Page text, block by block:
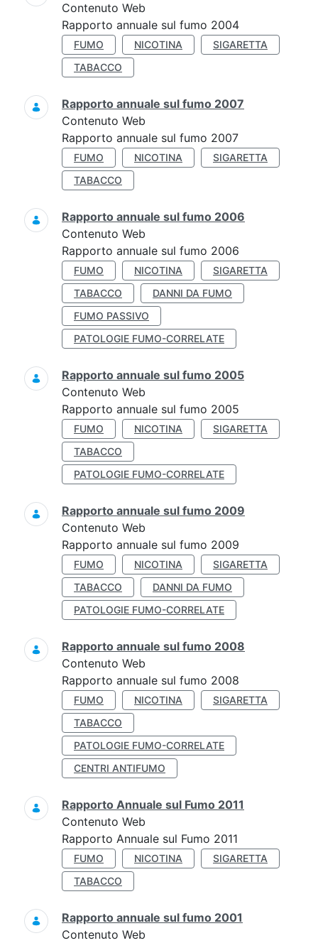
Contenuto Web
Rapporto annuale sul fumo 2004
FUMO NICOTINA
SIGARETTA
TABACCO
Rapporto annuale sul fumo 2007
Contenuto Web
Rapporto annuale sul fumo 2007
FUMO NICOTINA
SIGARETTA
TABACCO
Rapporto annuale sul fumo 2006
Contenuto Web
Rapporto annuale sul fumo 2006
FUMO NICOTINA
SIGARETTA
TABACCO
DANNI DA FUMO
FUMO PASSIVO
PATOLOGIE FUMO-CORRELATE
Rapporto annuale sul fumo 2005
Contenuto Web
Rapporto annuale sul fumo 2005
FUMO NICOTINA
SIGARETTA
TABACCO
PATOLOGIE FUMO-CORRELATE
Rapporto annuale sul fumo 2009
Contenuto Web
Rapporto annuale sul fumo 2009
FUMO NICOTINA
SIGARETTA
TABACCO
DANNI DA FUMO
PATOLOGIE FUMO-CORRELATE
Rapporto annuale sul fumo 2008
Contenuto Web
Rapporto annuale sul fumo 2008
FUMO NICOTINA
SIGARETTA
TABACCO
PATOLOGIE FUMO-CORRELATE
CENTRI ANTIFUMO
Rapporto Annuale sul Fumo 2011
Contenuto Web
Rapporto Annuale sul Fumo 2011
FUMO NICOTINA
SIGARETTA
TABACCO
Rapporto annuale sul fumo 2001
Contenuto Web